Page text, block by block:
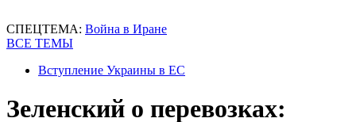
СПЕЦТЕМА: Война в Иране
ВСЕ ТЕМЫ
Вступление Украины в ЕС
Зеленский о перевозках: